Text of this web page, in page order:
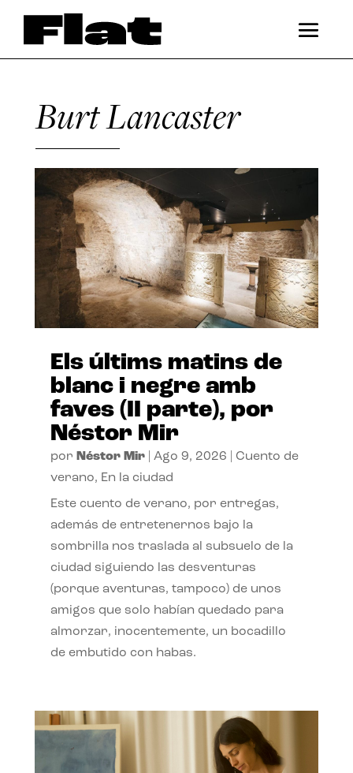
Burt Lancaster
Els últims matins de
blanc i negre amb
faves (II parte), por
Néstor Mir
por Néstor Mir| Ago 9, 2026
Cuento de
verano, En la ciudad
Este cuento de verano, por entregas,
además de entretenernos bajo la
sombrilla nos traslada al subsuelo de la
ciudad siguiendo las desventuras
(porque aventuras, tampoco) de unos
amigos que solo habían quedado para
almorzar, inocentemente, un bocadillo
de embutido con habas.